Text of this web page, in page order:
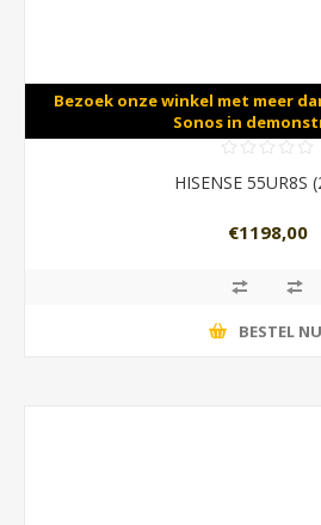
Bezoek onze winkel met meer
Sonos in
HISENSE 55UR8S
€1198,00
BESTEL